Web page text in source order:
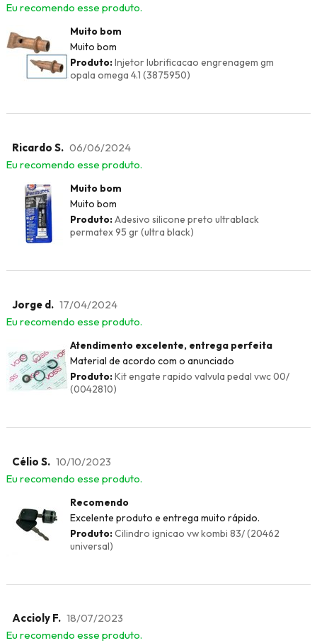
Eu recomendo esse produto.
Muito bom
Muito bom
Produto:Injetor lubrificacao engrenagem gm
opala omega 4.1 (3875950)
Ricardo S. 06/06/2024
Eu recomendo esse produto.
Muito bom
Muito bom
Produto:Adesivo silicone preto ultrablack
permatex 95 gr (ultra black)
Jorge d. 17/04/2024
Eu recomendo esse produto.
Atendimento excelente, entrega perfeita
Material de acordo com o anunciado
Produto:Kit engate rapido valvula pedal vwc 00/
(0042810)
Célio S. 10/10/2023
Eu recomendo esse produto.
Recomendo
Excelente produto e entrega muito rápido.
Produto:Cilindro ignicao vw kombi 83/ (20462
universal)
Accioly F. 18/07/2023
Eu recomendo esse produto.